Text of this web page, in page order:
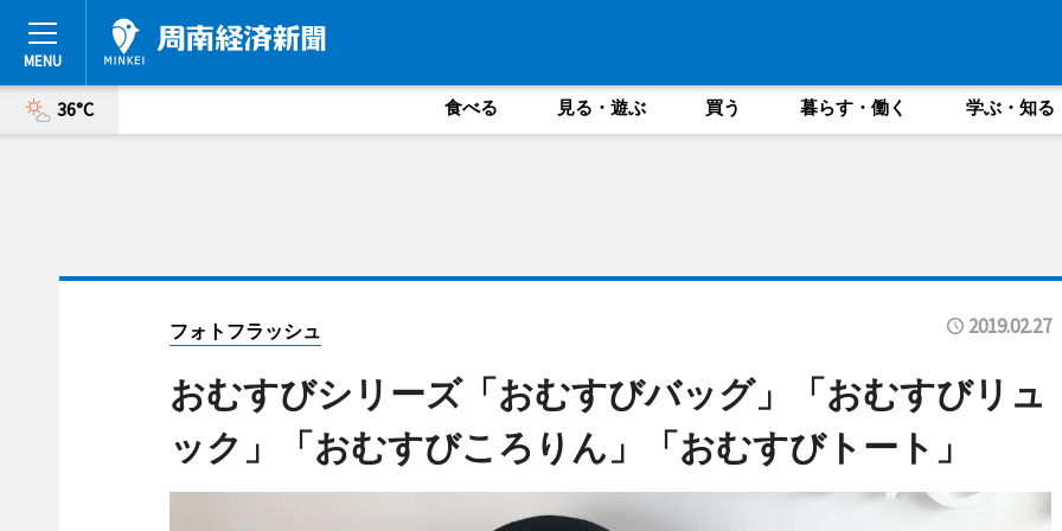
36°C 食べる 見る・遊ぶ 買う 暮らす・働く 学ぶ・知る
フォトフラッシュ 2019.02.27
おむすびシリーズ「おむすびバッグ」「おむすびリュ
ック」「おむすびころりん」「おむすびトート」